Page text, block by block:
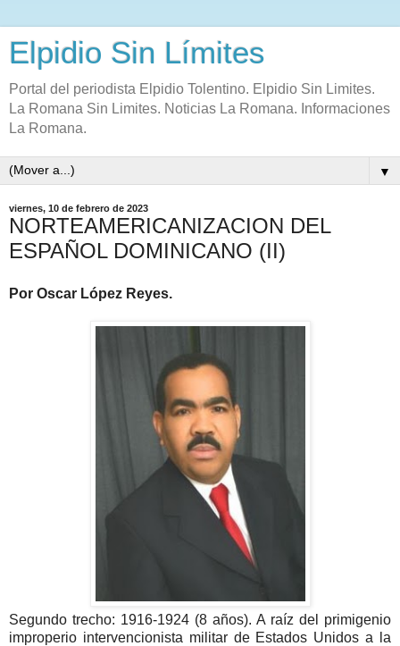
Elpidio Sin Límites
Portal del periodista Elpidio Tolentino. Elpidio Sin Limites.
La Romana Sin Limites. Noticias La Romana. Informaciones
La Romana.
▼
viernes, 10 de febrero de 2023
NORTEAMERICANIZACION DEL
ESPAÑOL DOMINICANO (II)
Por Oscar López Reyes.
Segundo trecho: 1916-1924 (8 años). A raíz del primigenio
improperio intervencionista militar de Estados Unidos a la